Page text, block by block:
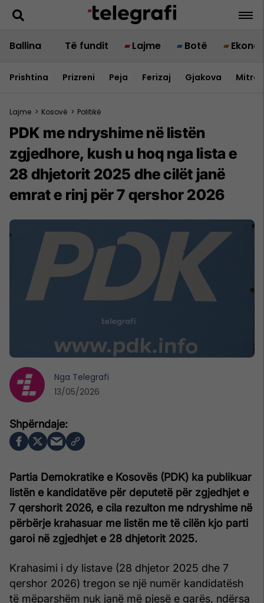
Ballina Të fundit Lajme Botë
Prishtina Prizreni Peja Ferizaj Gjakova
Lajme > Kosovë > Politikë
PDK me ndryshime në listën
zgjedhore, kush u hoq nga lista e
28 dhjetorit 2025 dhe cilët janë
emrat e rinj për 7 qershor 2026
Partia Demokratike e Kosovës (PDK) ka publikuar
listën e kandidatëve për deputetë për zgjedhjet e
7 qershorit 2026, e cila rezulton me ndryshime në
përbërje krahasuar me listën me të cilën kjo parti
garoi në zgjedhjet e 28 dhjetorit 2025.
Krahasimi i dy listave (28 dhjetor 2025 dhe 7
qershor 2026) tregon se një numër kandidatësh
të mëparshëm nuk janë më pjesë e garës, ndërsa
Nga Telegrafi
13/05/2026